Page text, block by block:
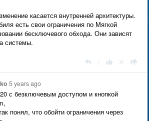
касается внутренней архитектуры.
есть свои ограничения по Мягкой
бесключевого обхода. Они зависят
системы.
5 years ago
с безключевым доступом и кнопкой
понял, что обойти ограничения через